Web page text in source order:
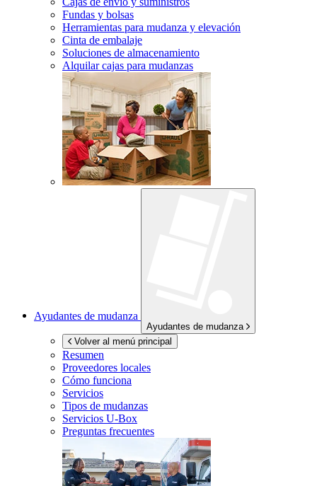
Fundas y bolsas
Herramientas para mudanza y elevación
Cinta de embalaje
Soluciones de almacenamiento
Alquilar cajas para mudanzas
Ayudantes de mudanza
Ayudantes de mudanza
Volver al menú principal
Resumen
Proveedores locales
Cómo funciona
Servicios
Tipos de mudanzas
Servicios U-Box
Preguntas frecuentes